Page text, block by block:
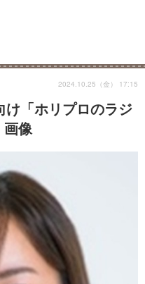
け「ホリプロのラジ
画像
2024.10.25（金） 17:15